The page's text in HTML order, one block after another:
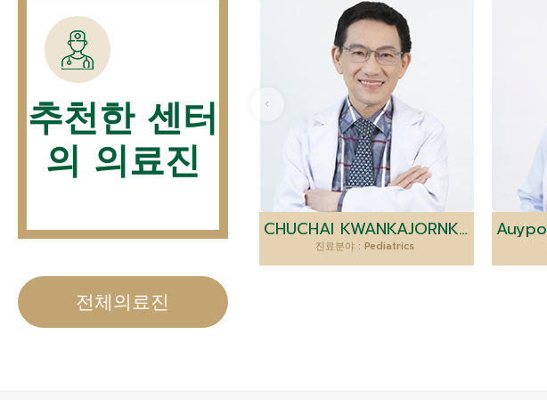
추천한 센터
의 의료진
전체의료진
CHUCHAI KWANKAJORNKEAT, M.D.
진료분야 : Pediatrics